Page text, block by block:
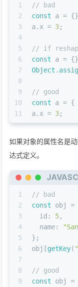
1
2
3
4
5
6
7
8
9
10
11
// bad
const a =
a. x = 3;
// if
const a =
Object .
// good
const a = {
a. x = 3;
如果对象的属性名是
达式定义。
1
2
3
4
5
6
7
8
9
// bad
const obj =
id : 5,
name:
};
obj[getKey(
// good
const obj =